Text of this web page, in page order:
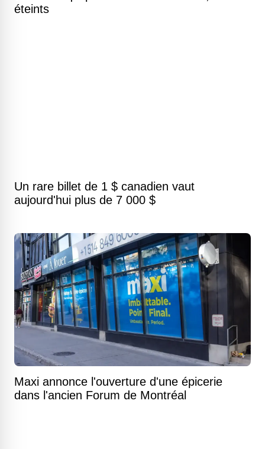
éteints
Un rare billet de 1 $ canadien vaut
aujourd'hui plus de 7 000 $
Maxi annonce l'ouverture d'une épicerie
dans l'ancien Forum de Montréal